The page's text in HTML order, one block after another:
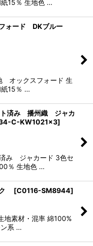
15％ 生地色 …
ォード DKブルー
オックスフォード 生
15％ …
ト済み 播州織 ジャカ
C-KW1021×3]
み ジャカード 3色セ
％ 生地色 …
[C0116-SM8944]
地素材・混率 綿100%
ン系 …